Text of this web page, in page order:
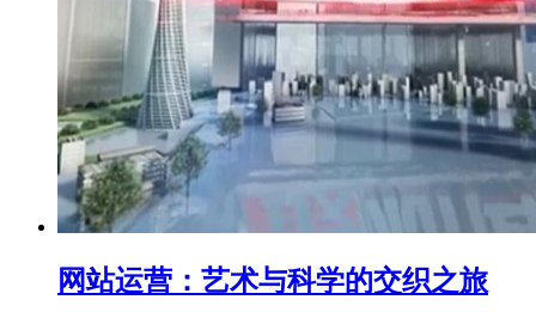
网站运营：艺术与科学的交织之旅